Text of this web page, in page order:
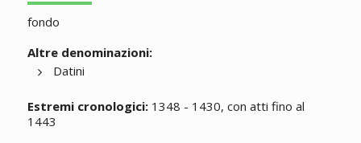
fondo
Altre denominazioni:
Datini
Estremi cronologici:1348 - 1430, con atti fino al
1443